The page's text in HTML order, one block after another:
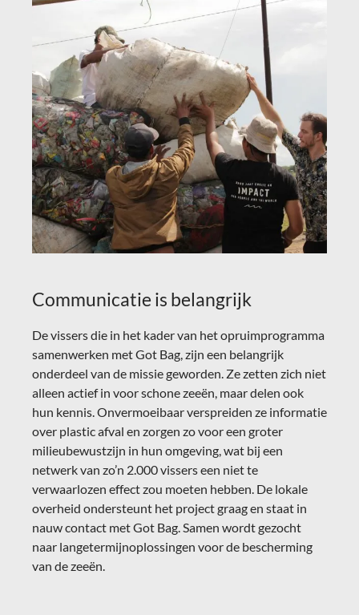
Communicatie is belangrijk
De vissers die in het kader van het opruimprogramma
samenwerken met Got Bag, zijn een belangrijk
onderdeel van de missie geworden. Ze zetten zich niet
alleen actief in voor schone zeeën, maar delen ook
hun kennis. Onvermoeibaar verspreiden ze informatie
over plastic afval en zorgen zo voor een groter
milieubewustzijn in hun omgeving, wat bij een
netwerk van zo’n 2.000 vissers een niet te
verwaarlozen effect zou moeten hebben. De lokale
overheid ondersteunt het project graag en staat in
nauw contact met Got Bag. Samen wordt gezocht
naar langetermijnoplossingen voor de bescherming
van de zeeën.